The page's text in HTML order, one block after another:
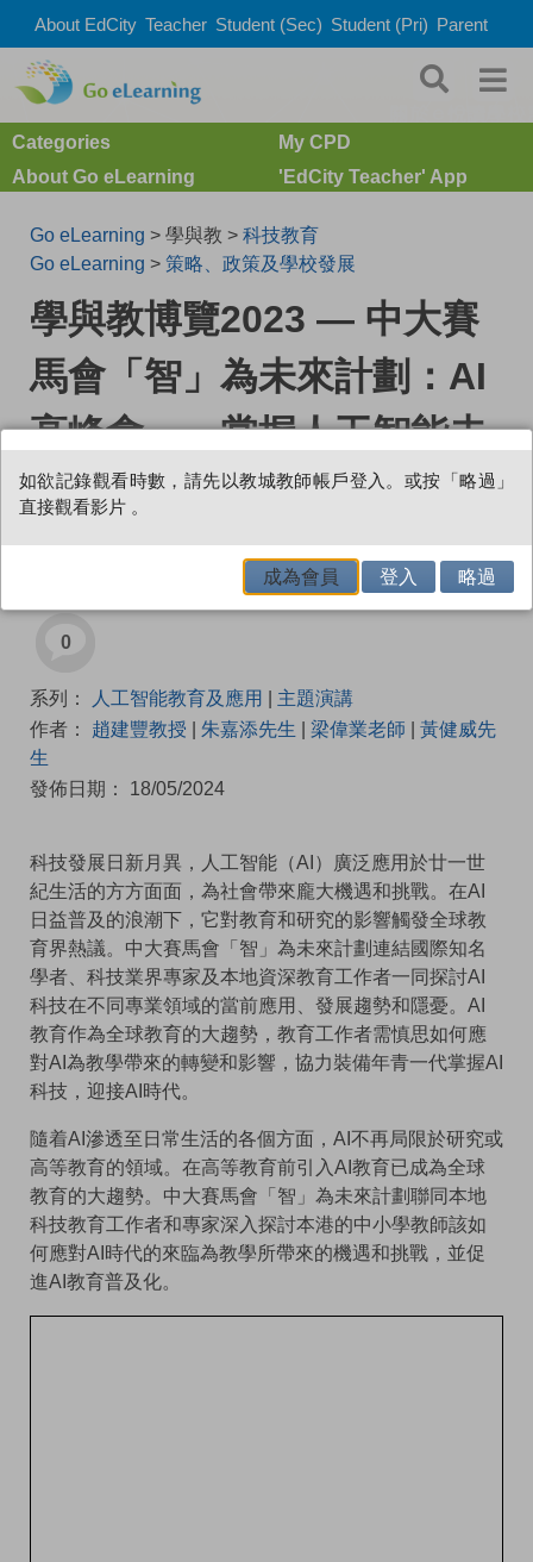
About EdCity Teacher Student (Sec) Student (Pri) Parent
Categories
My CPD
About Go eLearning
'EdCity Teacher' App
Go eLearning > 學與教 > 科技教育
Go eLearning > 策略、政策及學校發展
學與教博覽2023 — 中大賽
馬會「智」為未來計劃：AI
高峰會——掌握人工智能未
來——主題研討：（II）寓
AI於學與教
0
系列： 人工智能教育及應用
主題演講
作者： 趙建豐教授 朱嘉添先生 梁偉業老師
黃健威先
生
發佈日期： 18/05/2024
科技發展日新月異，人工智能（AI）廣泛應用於廿一世
紀生活的方方面面，為社會帶來龐大機遇和挑戰。在AI
日益普及的浪潮下，它對教育和研究的影響觸發全球教
育界熱議。中大賽馬會「智」為未來計劃連結國際知名
學者、科技業界專家及本地資深教育工作者一同探討AI
科技在不同專業領域的當前應用、發展趨勢和隱憂。AI
教育作為全球教育的大趨勢，教育工作者需慎思如何應
對AI為教學帶來的轉變和影響，協力裝備年青一代掌握AI
科技，迎接AI時代。
隨着AI滲透至日常生活的各個方面，AI不再局限於研究或
高等教育的領域。在高等教育前引入AI教育已成為全球
教育的大趨勢。中大賽馬會「智」為未來計劃聯同本地
科技教育工作者和專家深入探討本港的中小學教師該如
何應對AI時代的來臨為教學所帶來的機遇和挑戰，並促
進AI教育普及化。
如欲記錄觀看時數，請先以教城教師帳戶登入。或按「略過」
直接觀看影片 。
成為會員 登入 略過